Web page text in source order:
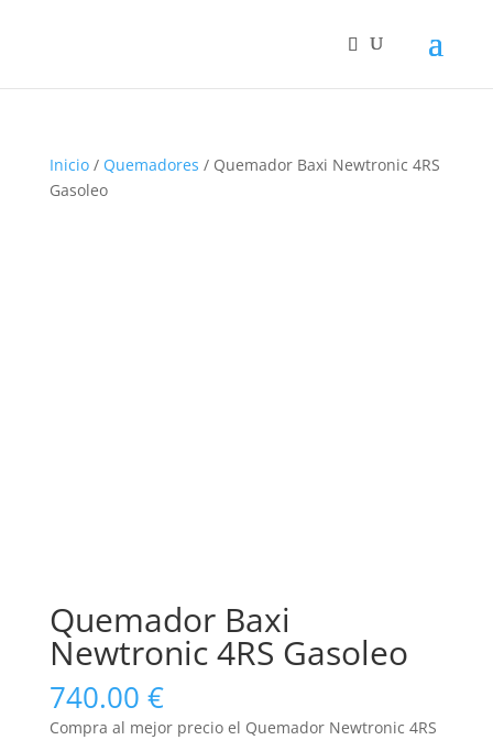
Inicio/ Quemadores / Quemador Baxi Newtronic 4RS
Gasoleo
Quemador Baxi
Newtronic 4RS Gasoleo
740.00 €
Compra al mejor precio el Quemador Newtronic 4RS